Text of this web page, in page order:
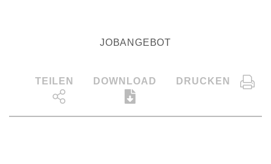
JOBANGEBOT
TEILEN DOWNLOAD DRUCKEN